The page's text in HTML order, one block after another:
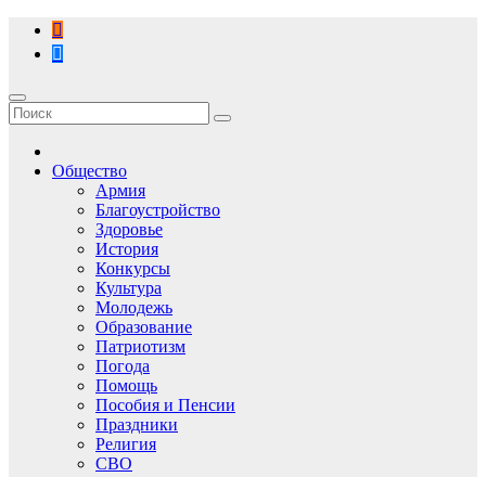
Перейти
содержимому
Общество
Армия
Благоустройство
Здоровье
История
Конкурсы
Культура
Молодежь
Образование
Патриотизм
Погода
Помощь
Пособия и Пенсии
Праздники
Религия
СВО